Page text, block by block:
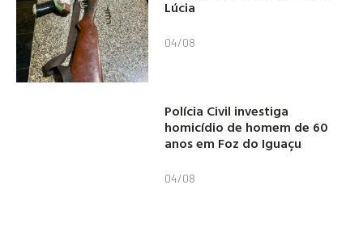
Lúcia
04/08
Polícia Civil investiga
homicídio de homem de 60
anos em Foz do Iguaçu
04/08